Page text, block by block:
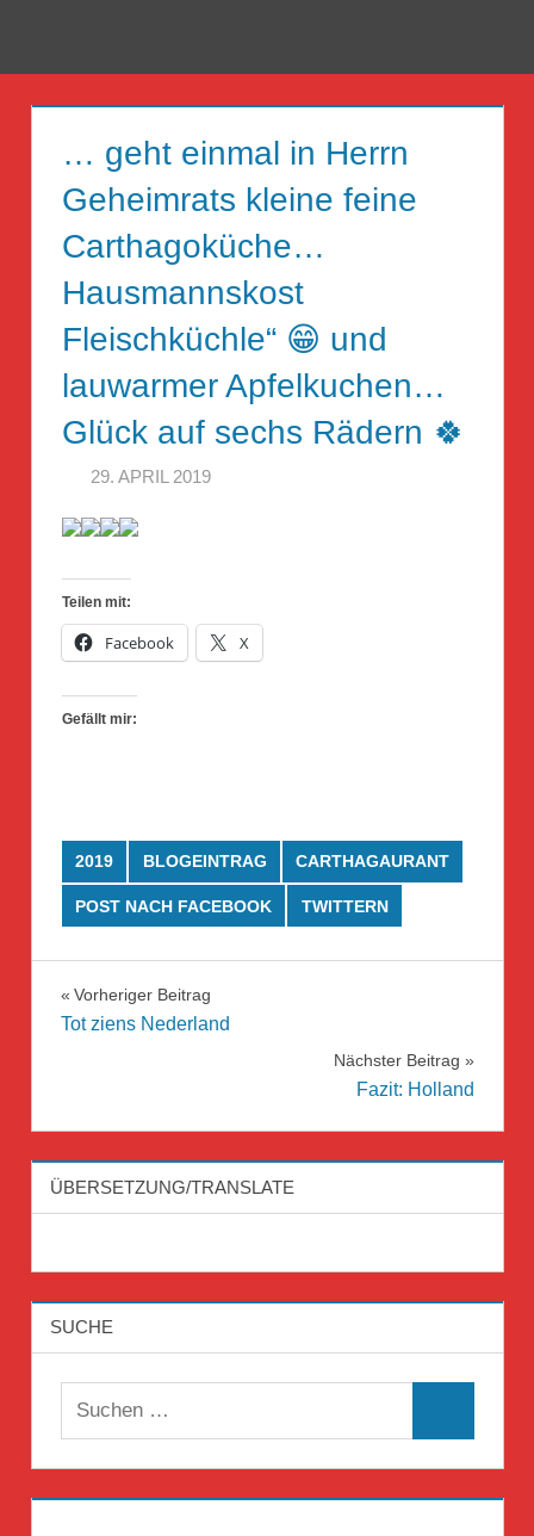
Guckloch
Herr
Geheimrat
auf
Reisen
… geht einmal in Herrn
Geheimrats kleine feine
Carthagoküche…
Hausmannskost
Fleischküchle“ 😁 und
lauwarmer Apfelkuchen…
Glück auf sechs Rädern 🍀
29. APRIL 2019
Teilen mit:
Facebook X
Gefällt mir:
2019 BLOGEINTRAG CARTHAGAURANT
POST NACH FACEBOOK TWITTERN
Beitragsnavigation
Vorheriger Beitrag
Tot ziens Nederland
Nächster Beitrag
Fazit: Holland
ÜBERSETZUNG/TRANSLATE
SUCHE
Suchen